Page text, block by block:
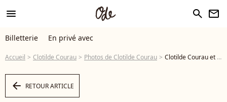
menu search newsletter
Billetterie En privé avec
Accueil Clotilde Courau Photos de Clotilde Courau Clotilde Courau et Daniel Angeli au vernissage de son exposition Icônes à la galerie Art District à Paris, le 6 juin 2012. - Photo
arrow_left RETOUR ARTICLE